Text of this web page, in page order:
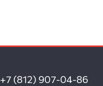
+7 (812) 907-04-86